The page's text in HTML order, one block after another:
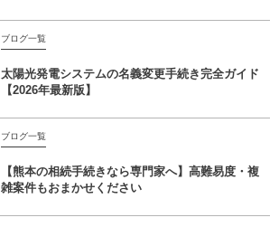
ブログ一覧
太陽光発電システムの名義変更手続き完全ガイド
【2026年最新版】
ブログ一覧
【熊本の相続手続きなら専門家へ】高難易度・複
雑案件もおまかせください